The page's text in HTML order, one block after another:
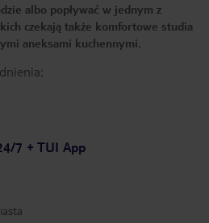
albo popływać w jednym z
czekają także komfortowe studia
aneksami kuchennymi.
7 + TUI App